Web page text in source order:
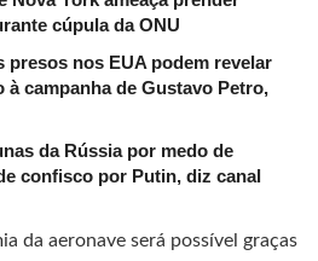
cúpula da ONU
presos nos EUA podem revelar
campanha de Gustavo Petro,
da Rússia por medo de
confisco por Putin, diz canal
da aeronave será possível graças